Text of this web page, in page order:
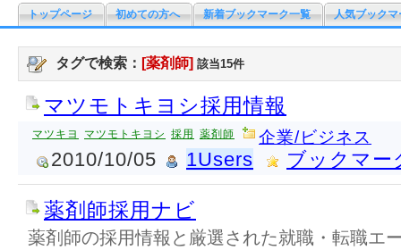
トップページ 初めての方へ 新着ブックマーク一覧 人気ブックマ
タグで検索： [薬剤師] 該当15件
マツモトキヨシ採用情報
マツキヨ マツモトキヨシ 採用 薬剤師 企業/ビジネス
2010/10/05 1Users ブックマー
薬剤師採用ナビ
薬剤師の採用情報と厳選された就職・転職エ